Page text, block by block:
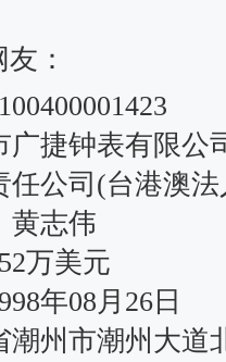
：
捷钟表有限公
公司(台港澳
志伟
万美元
年08月26日
州市潮州大道